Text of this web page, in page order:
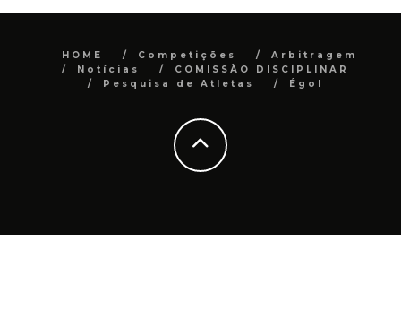
HOME Competições
Arbitragem
Notícias
COMISSÃO DISCIPLINAR
Pesquisa de Atletas
Égol